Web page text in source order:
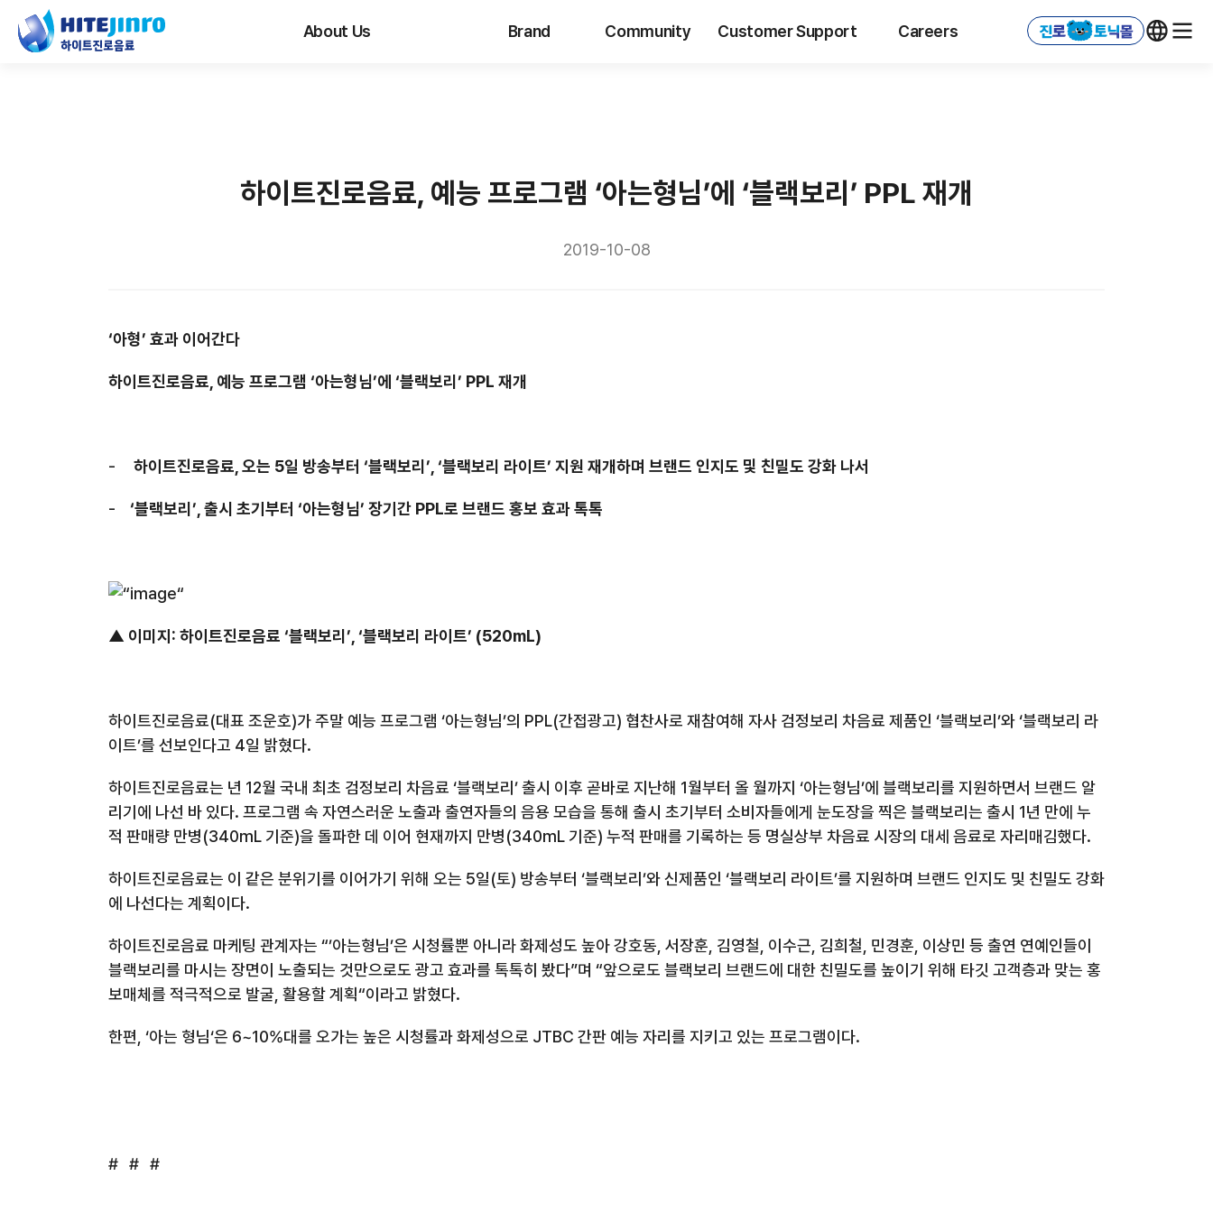
About Us Brand Community Customer Support Careers
하이트진로음료, 예능 프로그램 ‘아는형님’에 ‘블랙보리’ PPL 재개
2019-10-08
‘아형’ 효과 이어간다
하이트진로음료 예능 프로그램 ‘아는형님’에 ‘블랙보리 ’ PPL 재개
- 하이트진로음료 오는 5일 방송부터 ‘블랙보리 ’, ‘블랙보리 라이트’ 지원 재개하며 브랜드 인지도 및 친밀도 강화 나서
- ‘블랙보리 ’, 출시 초기부터 ‘아는형님’ 장기간 PPL로 브랜드 홍보 효과 톡톡
▲ 이미지 : 하이트진로음료 ‘블랙보리 ’, ‘블랙보리 라이트’ (520mL)
하이트진로음료(대표 조운호)가주말 예능 프로그램 ‘아는형님’의 PPL(간접광고) 협찬사로 재참여해 자사 검정보리 차음료 제품인 ‘블랙보리 ’와‘블랙보리 라
이트’를 선보인다고 4일 밝혔다.
하이트진로음료는 년 12월 국내 최초 검정보리 차음료 ‘블랙보리 ’출시 이후 곧바로 지난해 1월부터 올 월까지 ‘아는형님’에 블랙보리를 지원하면서 브랜드 알
리기에 나선 바 있다. 프로그램 속 자연스러운 노출과 출연자들의 음용 모습을 통해 출시 초기부터 소비자들에게 눈도장을 찍은 블랙보리는 출시 1년 만에 누
적 판매량 만병(340mL 기준)을 돌파한 데 이어 현재까지 만병(340mL 기준) 누적 판매를 기록하는 등 명실상부 차음료 시장의 대세 음료로 자리매김했다.
하이트진로음료는 이 같은 분위기를 이어가기 위해 오는 5일(토) 방송부터 ‘블랙보리 ’와 신제품인 ‘블랙보리 라이트’를 지원하며 브랜드 인지도 및 친밀도 강화
에 나선다는 계획이다.
하이트진로음료 마케팅 관계자는 “’아는형님’은 시청률뿐 아니라 화제성도 높아 강호동 서장훈 김영철 이수근 김희철 민경훈 이상민 등 출연 연예인들이
블랙보리를 마시는 장면이 노출되는 것만으로도 광고 효과를 톡톡히 봤다”며 “앞으로도 블랙보리 브랜드에 대한 친밀도를 높이기 위해 타깃 고객층과 맞는 홍
보매체를 적극적으로 발굴 활용할 계획“이라고 밝혔다.
한편 , ‘아는 형님‘은 6~10%대를 오가는 높은 시청률과 화제성으로 JTBC 간판 예능 자리를 지키고 있는 프로그램이다.
# # #